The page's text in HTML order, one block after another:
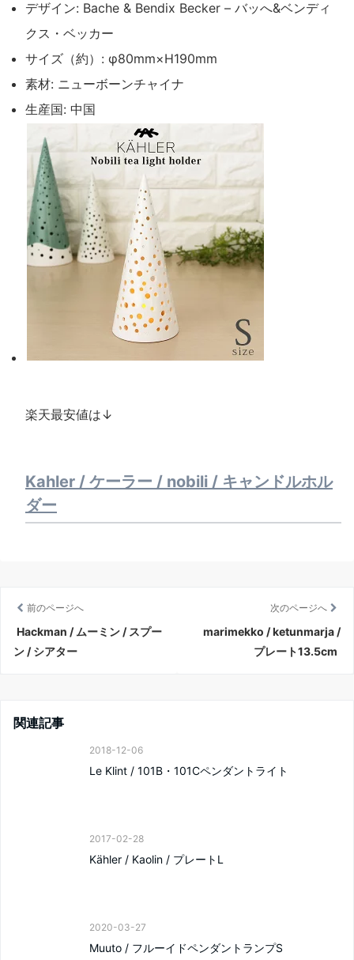
デザイン: Bache & Bendix Becker – バッへ&ベンディ
クス・ベッカー
サイズ（約）: φ80mm×H190mm
素材: ニューボーンチャイナ
生産国: 中国
楽天最安値は↓
Kahler / ケーラー / nobili / キャンドルホル
ダー
前のページへ
Hackman / ムーミン / スプー
ン / シアター
次のページへ
marimekko / ketunmarja /
プレート13.5cm
関連記事
2018-12-06
Le Klint / 101B・101Cペンダントライト
2017-02-28
Kähler / Kaolin / プレートL
2020-03-27
Muuto / フルーイドペンダントランプS